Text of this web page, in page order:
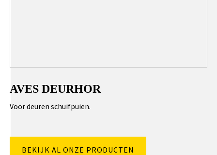
AVES DEURHOR
Voor deuren schuifpuien.
BEKIJK AL ONZE PRODUCTEN